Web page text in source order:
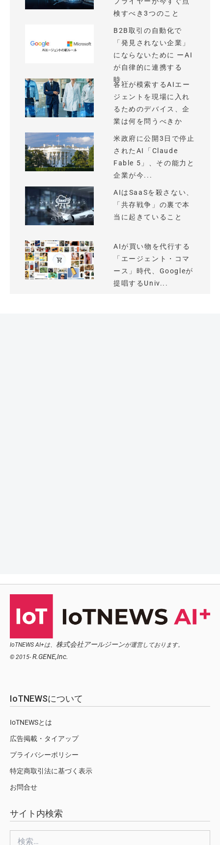
検すべき3つのこと
B2B取引の自動化で
「発見されない企業」
にならないために ーAI
が自律的に連携する
時...
各社が模索するAIエー
ジェントを現場に入れ
るためのデバイス、企
業は何を問うべきか
米政府に公開3日で停止
されたAI「Claude
Fable 5」、その能力と
企業が今...
AIはSaaSを殺さない、
「共存戦争」の裏で本
当に起きていること
AIが買い物を代行する
「エージェント・コマ
ース」時代、Googleが
提唱するUniv...
IoTNEWS AI+は、 株式会社アールジーンが運営しております。
© 2015- R.GENE,Inc.
IoTNEWSについて
IoTNEWSとは
広告掲載・タイアップ
プライバシーポリシー
特定商取引法に基づく表示
お問合せ
サイト内検索